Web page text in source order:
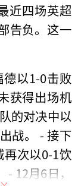
近四场英超
告负。这一
以1-0击败
获得出场机
的对决中以
战。 - 接下
次以0-1饮
12月6日，